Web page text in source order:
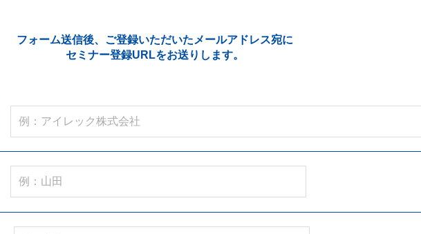
フォーム送信後、ご登録いただいたメールアドレス宛に
セミナー登録URLをお送りします。